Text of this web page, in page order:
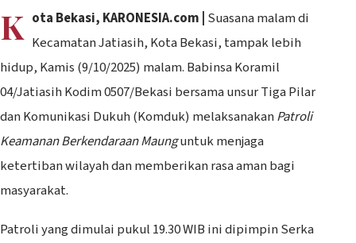
K ota Bekasi, KARONESIA.com | Suasana malam di
Kecamatan Jatiasih, Kota Bekasi, tampak lebih
hidup, Kamis (9/10/2025) malam. Babinsa Koramil
04/Jatiasih Kodim 0507/Bekasi bersama unsur Tiga Pilar
dan Komunikasi Dukuh (Komduk) melaksanakanPatroli
Keamanan Berkendaraan Maunguntuk menjaga
ketertiban wilayah dan memberikan rasa aman bagi
masyarakat.
Patroli yang dimulai pukul 19.30 WIB ini dipimpin Serka